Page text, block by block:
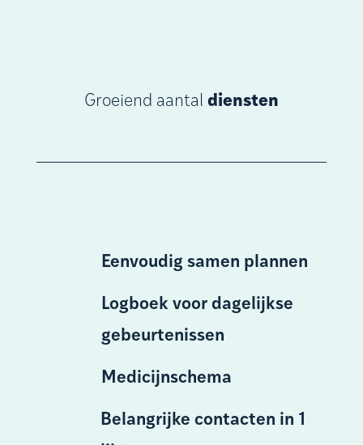
Groeiend aantal diensten
Eenvoudig samen plannen
Logboek voor dagelijkse
gebeurtenissen
Medicijnschema
Belangrijke contacten in 1